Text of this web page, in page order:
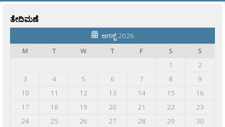
ತೇದಿಮಣೆ
ಆಗಸ್ಟ್ 2026
M
T W T F S
S
1
2
3
4 5 6 7 8
9
10
11 12 13 14 15
16
17
18 19 20 21 22
23
24
25 26 27 28 29
30